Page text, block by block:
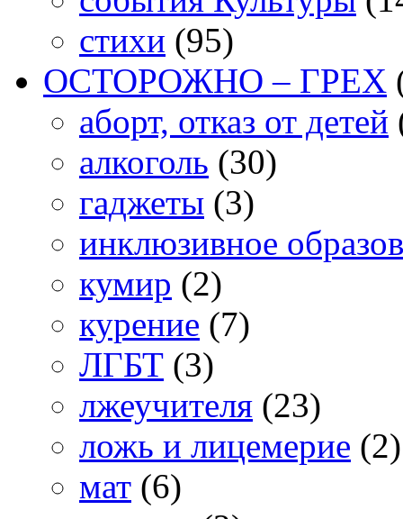
стихи (95)
ОСТОРОЖНО – ГРЕХ
аборт, отказ от детей
алкоголь (30)
гаджеты (3)
инклюзивное
кумир (2)
курение (7)
ЛГБТ (3)
лжеучителя (23)
ложь и лицемерие (2)
мат (6)